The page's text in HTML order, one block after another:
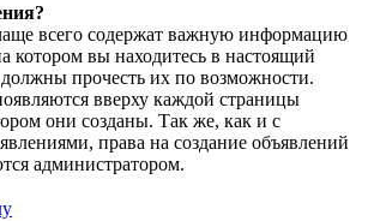
всего содержат важную информацию
котором вы находитесь в настоящий
прочесть их по возможности.
вверху каждой страницы
они созданы. Так же, как и с
права на создание объявлений
администратором.